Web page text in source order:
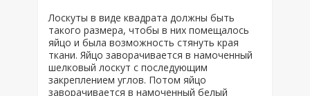
Лоскуты в виде квадрата должны быть
такого размера, чтобы в них помещалось
яйцо и была возможность стянуть края
ткани. Яйцо заворачивается в намоченный
шелковый лоскут с последующим
закреплением углов. Потом яйцо
заворачивается в намоченный белый